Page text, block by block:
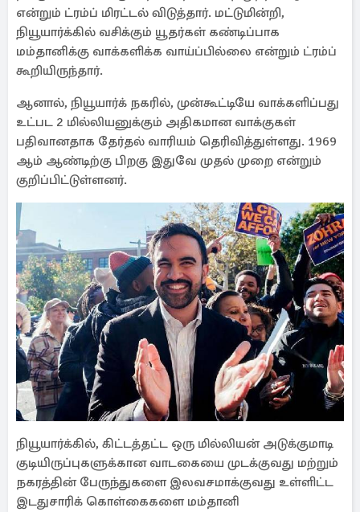
என்றும் ட்ரம்ப் மிரட்டல் விடுத்தார். மட்டுமின்றி,
நியூயார்க்கில் வசிக்கும் யூதர்கள் கண்டிப்பாக
மம்தானிக்கு வாக்களிக்க வாய்ப்பில்லை என்றும் ட்ரம்ப்
கூறியிருந்தார்.
ஆனால், நியூயார்க் நகரில், முன்கூட்டியே வாக்களிப்பது
உட்பட 2 மில்லியனுக்கும் அதிகமான வாக்குகள்
பதிவானதாக தேர்தல் வாரியம் தெரிவித்துள்ளது. 1969
ஆம் ஆண்டிற்கு பிறகு இதுவே முதல் முறை என்றும்
குறிப்பிட்டுள்ளனர்.
நியூயார்க்கில், கிட்டத்தட்ட ஒரு மில்லியன் அடுக்குமாடி
குடியிருப்புகளுக்கான வாடகையை முடக்குவது மற்றும்
நகரத்தின் பேருந்துகளை இலவசமாக்குவது உள்ளிட்ட
இடதுசாரிக் கொள்கைகளை மம்தானி